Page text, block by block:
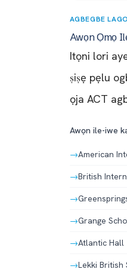
AGBEGBE
Awọn Ọmọ
Itọni lori
ṣiṣẹ pẹlu
ọja ACT
Awọn ile-iwe
→American
→British
→
→Grange
→Atlantic Hall
→Lekki British